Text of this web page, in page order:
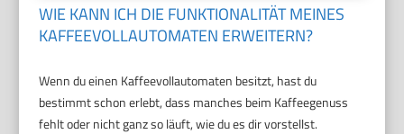
WIE KANN ICH DIE FUNKTIONALITÄT MEINES
KAFFEEVOLLAUTOMATEN ERWEITERN?
Wenn du einen Kaffeevollautomaten besitzt, hast du
bestimmt schon erlebt, dass manches beim Kaffeegenuss
fehlt oder nicht ganz so läuft, wie du es dir vorstellst.